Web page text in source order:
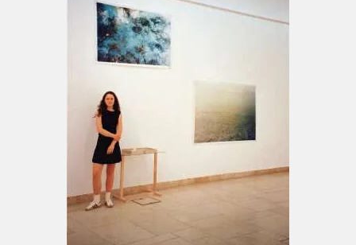
2024 Anna-Oppermann Preis für Bachelor
Abschluss Arbeit in der Fachklasse Gregory
seit 2020 jährliche Klassenabschluss
Ausstellung RUNDGANG UdK in der
Fachklasse Gregory Cumins
Juli 2023